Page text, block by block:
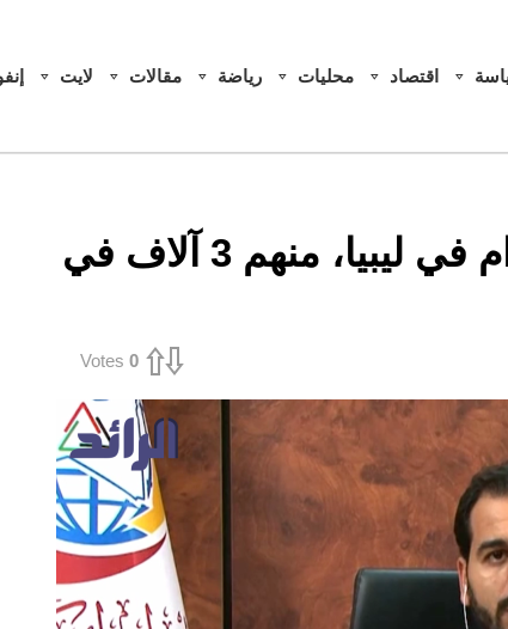
اقتصاد محليات رياضة مقالات لايت
السائح: 22 ألف مريض أورام في ليبيا، منهم 3 آلاف في
0
Votes